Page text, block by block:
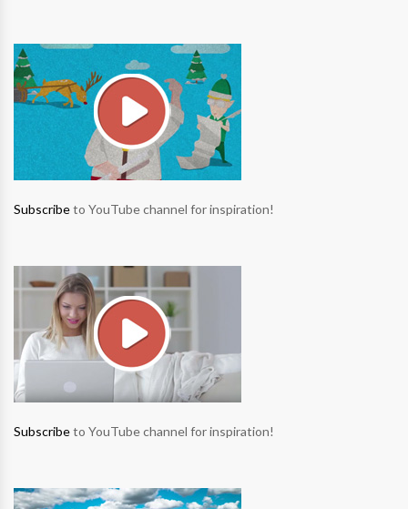
Subscribeto YouTube channel for inspiration!
Subscribeto YouTube channel for inspiration!